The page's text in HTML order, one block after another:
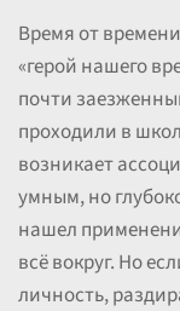
Время от
«герой нашего
почти
проходили в
возникает
умным, но
нашел
всё вокруг. Но
личность,